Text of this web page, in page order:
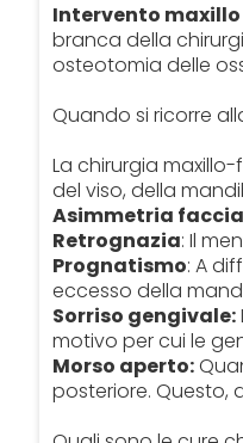
Intervento
branca della
osteotomia delle
Quando si ricorre
La chirurgia
del viso, della
Asimmetria
Retrognazia: Il
Prognatismo: A
eccesso della
Sorriso gengivale:
motivo per cui le
Morso aperto:
posteriore. Questo,